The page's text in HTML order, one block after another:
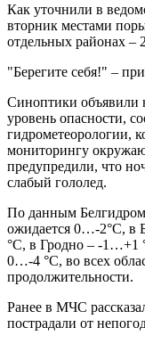
Как уточнили в
вторник местами
отдельных районах –
"Берегите себя!" –
Синоптики объявили
уровень опасности,
гидрометеорологии,
мониторингу
предупредили, что
слабый гололед.
По данным
ожидается 0…-2°С, в
°С, в Гродно – -1…+1
0…-4 °С, во всех
продолжительности.
Ранее в МЧС
пострадали от